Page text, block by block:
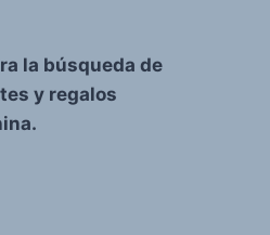
la búsqueda de
y regalos